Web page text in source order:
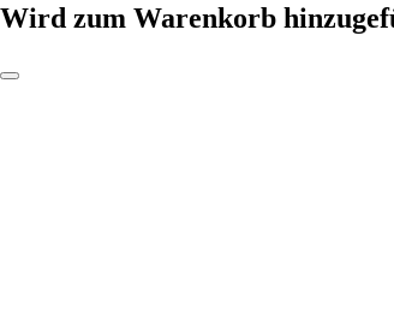
Wird zum Warenkorb